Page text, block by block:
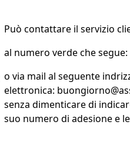
Può contattare il servizio
al numero verde che segue:
o via mail al seguente
elettronica:
senza dimenticare di
suo numero di adesione e